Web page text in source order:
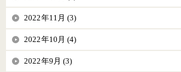
2022年11月 (3)
2022年10月 (4)
2022年9月 (3)